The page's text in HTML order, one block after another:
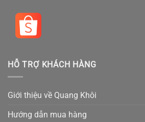
HỖ TRỢ KHÁCH HÀNG
Giới thiệu về Quang Khôi
Hướng dẫn mua hàng